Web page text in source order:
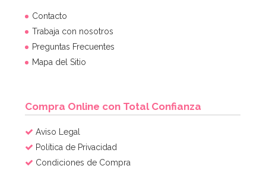
Molde para Chocolate Calabazas 7 cm 2 ud
3,95€
AÑADIR
Contacto
Trabaja con nosotros
Preguntas Frecuentes
Mapa del Sitio
Compra Online con Total Confianza
Aviso Legal
Política de Privacidad
Condiciones de Compra